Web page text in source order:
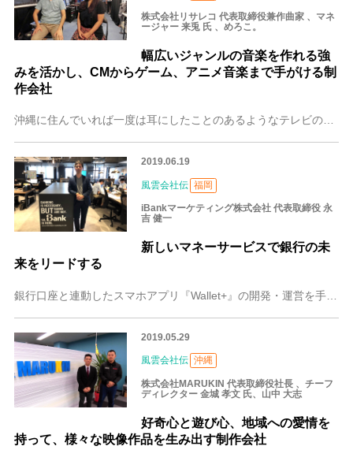
株式会社リサレコ 代表取締役兼作曲家 、マネ
ージャー 来兎 氏 、めろこ。
幅広いジャンルの音楽を作れる強
みを活かし、CMからゲーム、アニメ音楽まで手がける制
作会社
沖縄に住んでいれば一度は耳にしたことのあるようなテレビのCMソングや、大手スーパーマーケットで流れるキャッチーな歌。或いは人気ゲームやアニメのノリのいい音楽や、
2019.06.19
風雲会社伝 福岡
iBankマーケティング株式会社 代表取締役 永
吉 健一
新しいマネーサービスで銀行の未
来をリードする
銀行口座と連動したスマホアプリ『Wallet+』の開発・運営を手掛けるiBankマーケティング株式会社は、ふくおかフィナンシャルグループ（FFG）の社内ベンチャ
2019.05.29
風雲会社伝 沖縄
株式会社MARUKIN 代表取締役社長 、チーフ
ディレクター 金城 孝文 氏、山中 大志
好奇心と遊び心、地域への愛情を
持って、様々な映像作品を生み出す制作会社